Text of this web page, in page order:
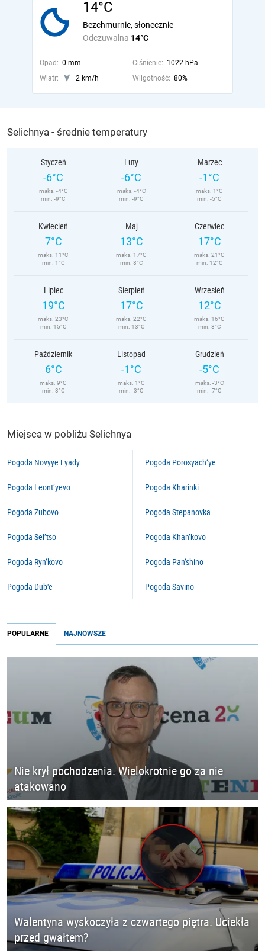
14°C
Odczuwalna 14°C
Bezchmurnie, słonecznie
Opad: 0 mm Ciśnienie: 1022 hPa
Wiatr:
2 km/h Wilgotność: 80%
Selichnya - średnie temperatury
Styczeń
-6°C
maks. -4°C
min. -9°C
Luty
-6°C
maks. -4°C
min. -9°C
Marzec
-1°C
maks. 1°C
min. -5°C
Kwiecień
7°C
maks. 11°C
min. 1°C
Maj
13°C
maks. 17°C
min. 8°C
Czerwiec
17°C
maks. 21°C
min. 12°C
Lipiec
19°C
maks. 23°C
min. 15°C
Sierpień
17°C
maks. 22°C
min. 13°C
Wrzesień
12°C
maks. 16°C
min. 8°C
Październik
6°C
maks. 9°C
min. 3°C
Listopad
-1°C
maks. 1°C
min. -3°C
Grudzień
-5°C
maks. -3°C
min. -7°C
Miejsca w pobliżu Selichnya
Pogoda Novyye Lyady
Pogoda Leont’yevo
Pogoda Zubovo
Pogoda Sel’tso
Pogoda Ryn’kovo
Pogoda Dub'e
Pogoda Porosyach’ye
Pogoda Kharinki
Pogoda Stepanovka
Pogoda Khan’kovo
Pogoda Pan’shino
Pogoda Savino
POPULARNE NAJNOWSZE
Nie krył pochodzenia. Wielokrotnie go za nie
atakowano
Walentyna wyskoczyła z czwartego piętra. Uciekła
przed gwałtem?